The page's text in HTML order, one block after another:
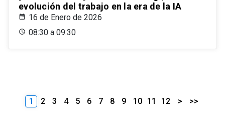
evolución del trabajo en la era de la IA
16 de Enero de 2026
08:30 a 09:30
1 2 3 4 5 6 7 8 9 10 11 12 > >>